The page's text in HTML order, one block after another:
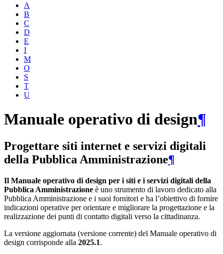
A
B
C
D
E
I
M
O
S
T
U
Manuale operativo di design¶
Progettare siti internet e servizi digitali
della Pubblica Amministrazione¶
Il Manuale operativo di design per i siti e i servizi digitali della
Pubblica Amministrazione è uno strumento di lavoro dedicato alla
Pubblica Amministrazione e i suoi fornitori e ha l’obiettivo di fornire
indicazioni operative per orientare e migliorare la progettazione e la
realizzazione dei punti di contatto digitali verso la cittadinanza.
La versione aggiornata (versione corrente) del Manuale operativo di
design corrisponde alla 2025.1.